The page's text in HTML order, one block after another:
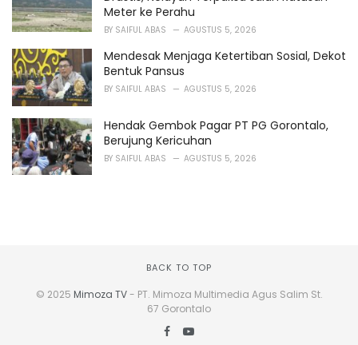
Meter ke Perahu
BY SAIFUL ABAS AGUSTUS 5, 2026
Mendesak Menjaga Ketertiban Sosial, Dekot
Bentuk Pansus
BY SAIFUL ABAS AGUSTUS 5, 2026
Hendak Gembok Pagar PT PG Gorontalo,
Berujung Kericuhan
BY SAIFUL ABAS AGUSTUS 5, 2026
BACK TO TOP
© 2025 Mimoza TV- PT. Mimoza Multimedia Agus Salim St.
67 Gorontalo